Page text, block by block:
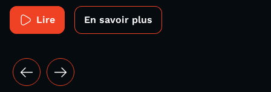
Lire En savoir plus